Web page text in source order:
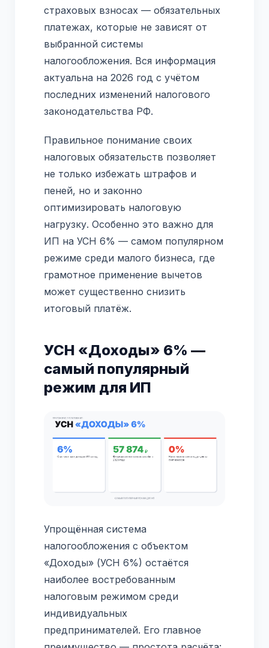
страховых взносах — обязательных
платежах, которые не зависят от
выбранной системы
налогообложения. Вся информация
актуальна на 2026 год с учётом
последних изменений налогового
законодательства РФ.
Правильное понимание своих
налоговых обязательств позволяет
не только избежать штрафов и
пеней, но и законно
оптимизировать налоговую
нагрузку. Особенно это важно для
ИП на УСН 6% — самом популярном
режиме среди малого бизнеса, где
грамотное применение вычетов
может существенно снизить
итоговый платёж.
УСН «Доходы» 6% —
самый популярный
режим для ИП
Упрощённая система
налогообложения с объектом
«Доходы» (УСН 6%) остаётся
наиболее востребованным
налоговым режимом среди
индивидуальных
предпринимателей. Его главное